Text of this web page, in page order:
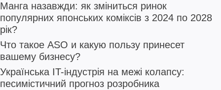
Манга назавжди: як зміниться ринок
популярних японських коміксів з 2024 по 2028
рік?
Что такое ASO и какую пользу принесет
вашему бизнесу?
Українська IT-індустрія на межі колапсу:
песимістичний прогноз розробника